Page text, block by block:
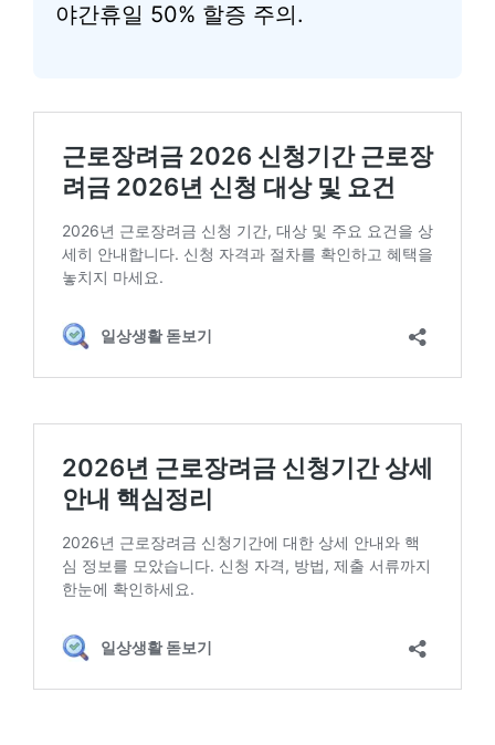
야간휴일 50% 할증 주의.